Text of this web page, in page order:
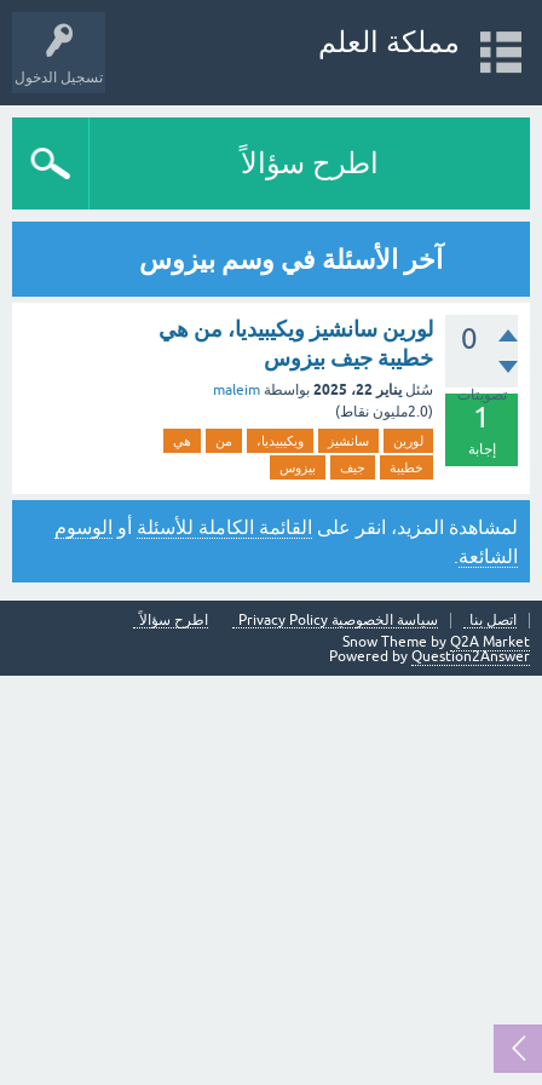
تسجيل الدخول
مملكة العلم
اطرح سؤالاً
آخر الأسئلة في وسم بيزوس
0
تصويتات
1
إجابة
لورين سانشيز ويكيبيديا، من هي
خطيبة جيف بيزوس
سُئل يناير 22، 2025 بواسطة maleim
(2.0مليون نقاط)
لورين سانشيز ويكيبيديا، من
هي
خطيبة
جيف بيزوس
لمشاهدة المزيد، انقر على القائمة الكاملة للأسئلة أو الوسوم
الشائعة
اتصل بنا سياسة الخصوصية Privacy Policy
اطرح سؤالاً
Snow Theme by Q2A Market
Powered by Question2Answer